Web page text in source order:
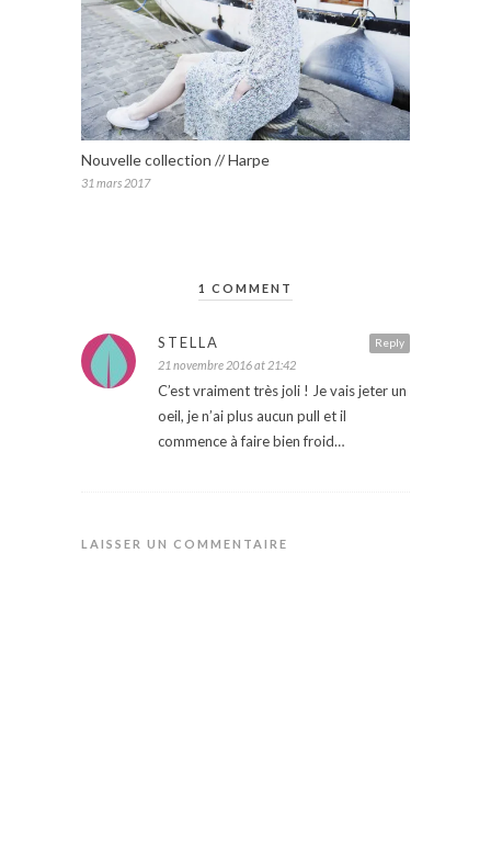
Nouvelle collection // Harpe
31 mars 2017
1 COMMENT
Reply
STELLA
21 novembre 2016 at 21:42
C’est vraiment très joli ! Je vais jeter un
oeil, je n’ai plus aucun pull et il
commence à faire bien froid…
LAISSER UN COMMENTAIRE